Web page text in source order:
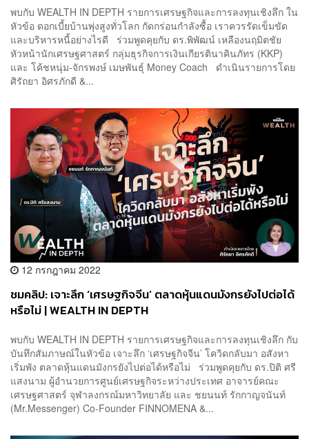
พบกับ WEALTH IN DEPTH รายการเศรษฐกิจและการลงทุนเชิงลึก ใน
หัวข้อ ดอกเบี้ยบ้านพุ่งสูงทั่วโลก กัดกร่อนกำลังซื้อ เราควรรัดเข็มขัด
และบริหารหนี้อย่างไรดี ร่วมพูดคุยกับ ดร.พิพัฒน์ เหลืองนฤมิตชัย
หัวหน้านักเศรษฐศาสตร์ กลุ่มธุรกิจการเงินเกียรตินาคินภัทร (KKP)
และ โค้ชหนุ่ม-จักรพงษ์ เมษพันธุ์ Money Coach ดำเนินรายการโดย
ศิรัถยา อิศรภักดี &...
12 กรกฎาคม 2022
ชมคลิป: เจาะลึก ‘เศรษฐกิจจีน’ ตลาดหุ้นแดนมังกรยังไปต่อได้
หรือไม่ | WEALTH IN DEPTH
พบกับ WEALTH IN DEPTH รายการเศรษฐกิจและการลงทุนเชิงลึก กับ
บันทึกสัมภาษณ์ในหัวข้อ เจาะลึก ‘เศรษฐกิจจีน’ โควิดกลับมา อสังหา
เริ่มพัง ตลาดหุ้นแดนมังกรยังไปต่อได้หรือไม่ ร่วมพูดคุยกับ ดร.ปิติ ศรี
แสงนาม ผู้อำนวยการศูนย์เศรษฐกิจระหว่างประเทศ อาจารย์คณะ
เศรษฐศาสตร์ จุฬาลงกรณ์มหาวิทยาลัย และ ชยนนท์ รักกาญจนันท์
(Mr.Messenger) Co-Founder FINNOMENA &...